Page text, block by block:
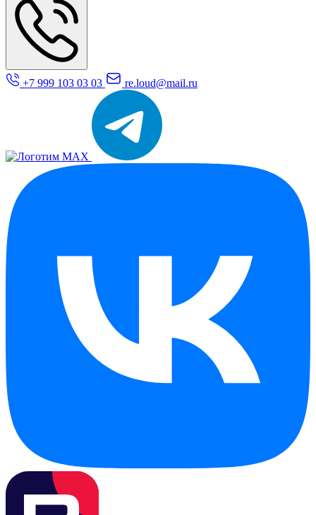
+7 999 103 03 03 re.loud@mail.ru